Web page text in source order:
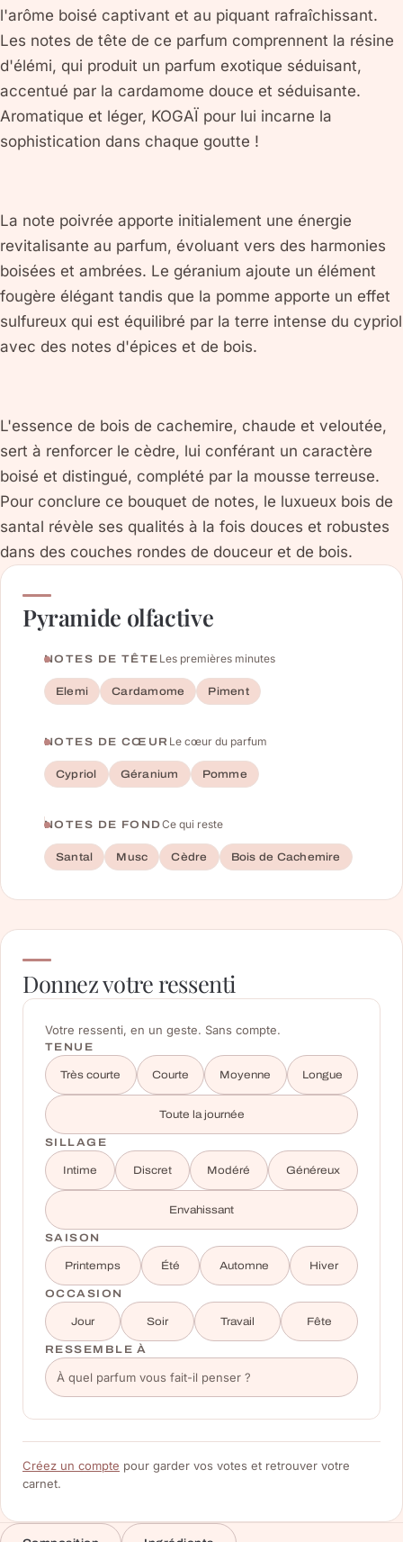
l'arôme boisé captivant et au piquant rafraîchissant.
Les notes de tête de ce parfum comprennent la résine
d'élémi, qui produit un parfum exotique séduisant,
accentué par la cardamome douce et séduisante.
Aromatique et léger, KOGAÏ pour lui incarne la
sophistication dans chaque goutte !
La note poivrée apporte initialement une énergie
revitalisante au parfum, évoluant vers des harmonies
boisées et ambrées. Le géranium ajoute un élément
fougère élégant tandis que la pomme apporte un effet
sulfureux qui est équilibré par la terre intense du cypriol
avec des notes d'épices et de bois.
L'essence de bois de cachemire, chaude et veloutée,
sert à renforcer le cèdre, lui conférant un caractère
boisé et distingué, complété par la mousse terreuse.
Pour conclure ce bouquet de notes, le luxueux bois de
santal révèle ses qualités à la fois douces et robustes
dans des couches rondes de douceur et de bois.
Pyramide olfactive
NOTES DE TÊTE Les premières minutes
Elemi Cardamome Piment
NOTES DE CŒUR Le cœur du parfum
Cypriol Géranium Pomme
NOTES DE FONDCe qui reste
Santal Musc Cèdre Bois de Cachemire
Donnez votre ressenti
Votre ressenti, en un geste. Sans compte.
TENUE
Très courte Courte Moyenne Longue
Toute la journée
SILLAGE
Intime Discret Modéré Généreux
Envahissant
SAISON
Printemps Été Automne Hiver
OCCASION
Jour Soir Travail Fête
RESSEMBLE À
Créez un compte pour garder vos votes et retrouver votre
carnet.